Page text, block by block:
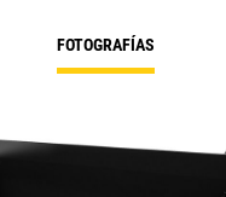
FOTOGRAFÍAS